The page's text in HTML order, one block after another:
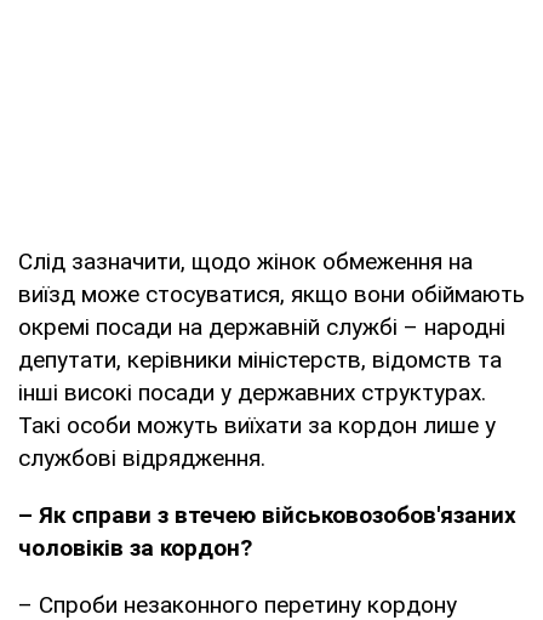
Слід зазначити, щодо жінок обмеження на
виїзд може стосуватися, якщо вони обіймають
окремі посади на державній службі – народні
депутати, керівники міністерств, відомств та
інші високі посади у державних структурах.
Такі особи можуть виїхати за кордон лише у
службові відрядження.
– Як справи з втечею військовозобов'язаних
чоловіків за кордон?
– Спроби незаконного перетину кордону